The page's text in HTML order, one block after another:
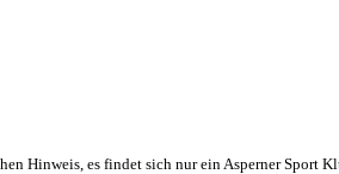
Hinweis, es findet sich nur ein Asperner Sport